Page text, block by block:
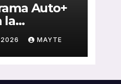
Auto+
la
de flotas
a
eléctricos
MAYTE